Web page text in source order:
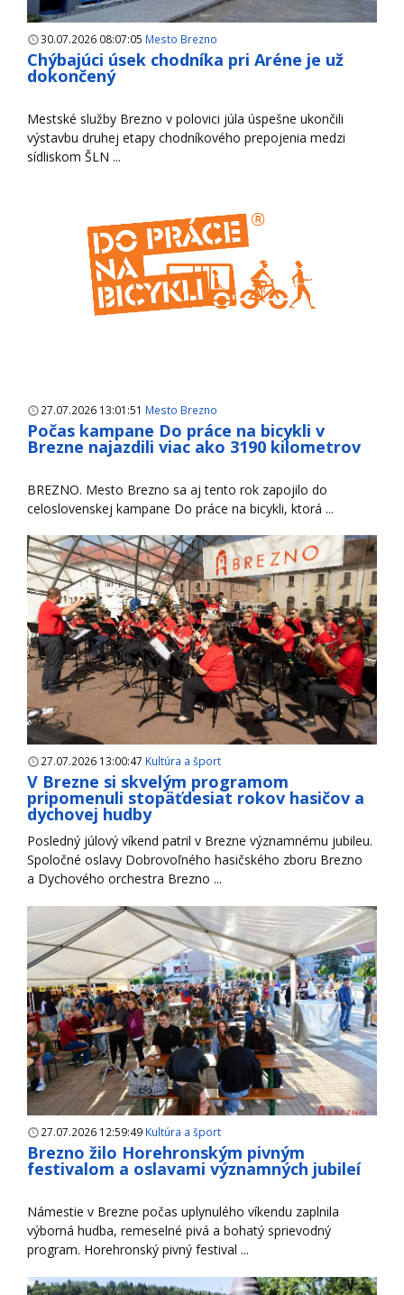
30.07.2026 08:07:05 Mesto Brezno
Chýbajúci úsek chodníka pri Aréne je už
dokončený
Mestské služby Brezno v polovici júla úspešne ukončili
výstavbu druhej etapy chodníkového prepojenia medzi
sídliskom ŠLN ...
27.07.2026 13:01:51 Mesto Brezno
Počas kampane Do práce na bicykli v
Brezne najazdili viac ako 3190 kilometrov
BREZNO. Mesto Brezno sa aj tento rok zapojilo do
celoslovenskej kampane Do práce na bicykli, ktorá ...
27.07.2026 13:00:47 Kultúra a šport
V Brezne si skvelým programom
pripomenuli stopäťdesiat rokov hasičov a
dychovej hudby
Posledný júlový víkend patril v Brezne významnému jubileu.
Spoločné oslavy Dobrovoľného hasičského zboru Brezno
a Dychového orchestra Brezno ...
27.07.2026 12:59:49 Kultúra a šport
Brezno žilo Horehronským pivným
festivalom a oslavami významných jubileí
Námestie v Brezne počas uplynulého víkendu zaplnila
výborná hudba, remeselné pivá a bohatý sprievodný
program. Horehronský pivný festival ...